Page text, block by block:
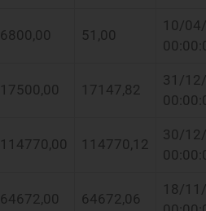
6800,00 51,00
10/
17500,00 17147,82
31/
114770,00 114770,12
30/
64672,00 64672,06
18/